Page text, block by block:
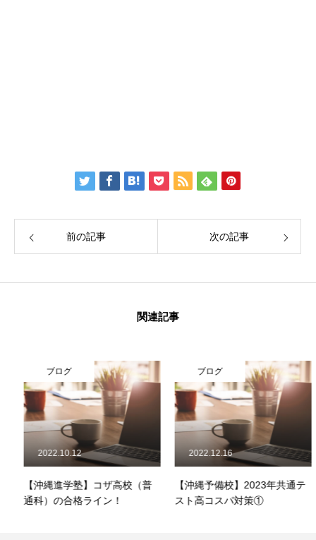
前の記事 次の記事
関連記事
ブログ
【沖縄進学塾】コザ高校（普
通科）の合格ライン！
2022.10.12
ブログ
【沖縄予備校】2023年共通テ
スト高コスパ対策①
2022.12.16